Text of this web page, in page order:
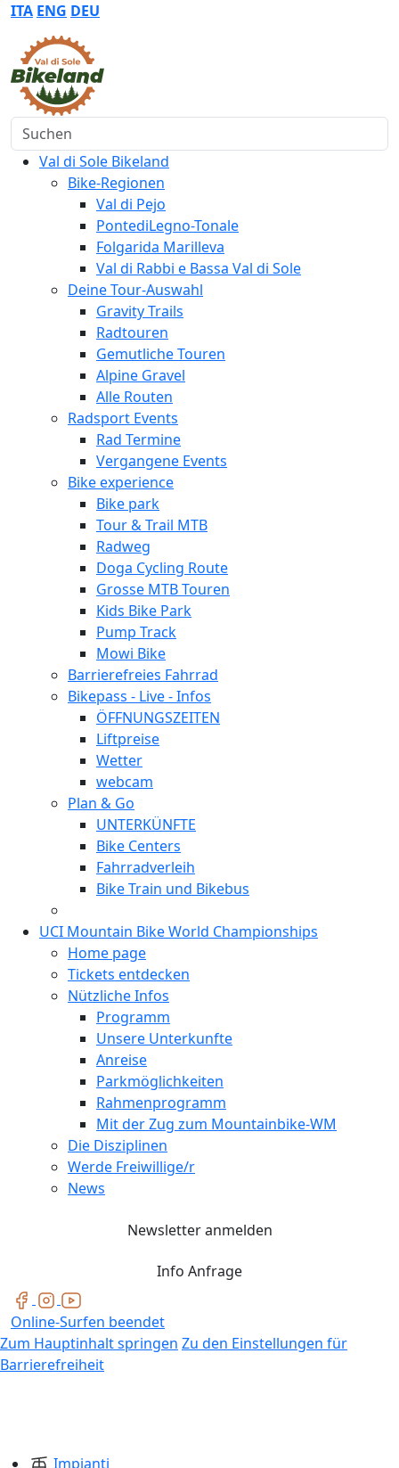
ITA ENG DEU
Suchen
Val di Sole Bikeland
Bike-Regionen
Val di Pejo
PontediLegno-Tonale
Folgarida Marilleva
Val di Rabbi e Bassa Val di Sole
Deine Tour-Auswahl
Gravity Trails
Radtouren
Gemutliche Touren
Alpine Gravel
Alle Routen
Radsport Events
Rad Termine
Vergangene Events
Bike experience
Bike park
Tour & Trail MTB
Radweg
Doga Cycling Route
Grosse MTB Touren
Kids Bike Park
Pump Track
Mowi Bike
Barrierefreies Fahrrad
Bikepass - Live - Infos
ÖFFNUNGSZEITEN
Liftpreise
Wetter
webcam
Plan & Go
UNTERKÜNFTE
Bike Centers
Fahrradverleih
Bike Train und Bikebus
UCI Mountain Bike World Championships
Home page
Tickets entdecken
Nützliche Infos
Programm
Unsere Unterkunfte
Anreise
Parkmöglichkeiten
Rahmenprogramm
Mit der Zug zum Mountainbike-WM
Die Disziplinen
Werde Freiwillige/r
News
Newsletter anmelden
Info Anfrage
Online-Surfen beendet
Zum Hauptinhalt springen Zu den Einstellungen für
Barrierefreiheit
Impianti